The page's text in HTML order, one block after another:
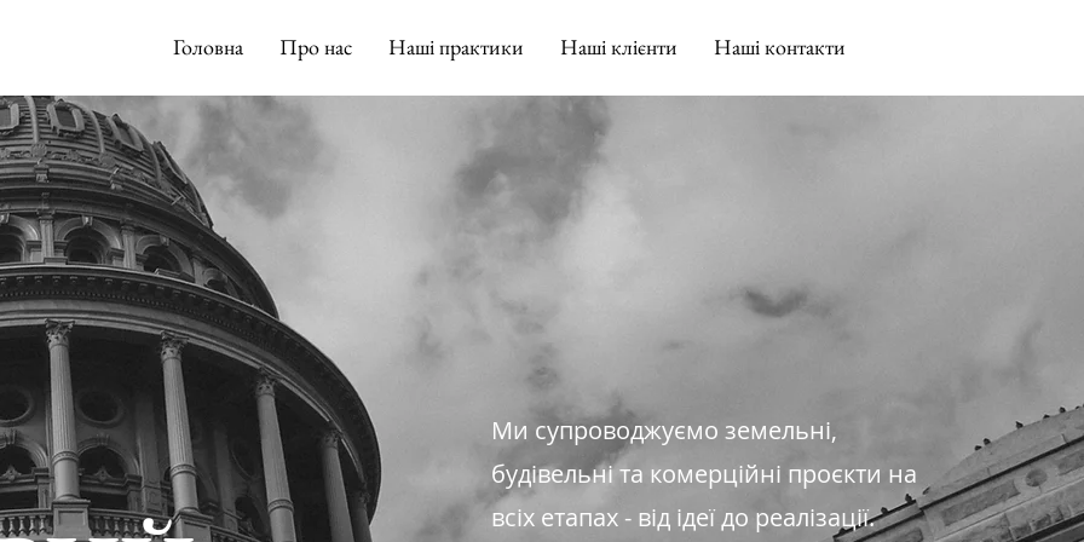
Головна Про нас Наші практики Наші клієнти Наші контакти
Ми супроводжуємо земельні,
будівельні та комерційні проєкти на
всіх етапах - від ідеї до реалізації.